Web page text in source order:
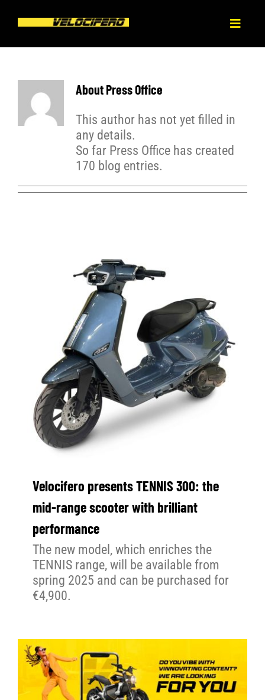
Toggle
PRODUCT
CONTACT
WORK WITH US
PRESS AREA
AboutPress Office
This author has not yet filled in
any details.
So far Press Office has created
170 blog entries.
Velocifero presents TENNIS 300: the
mid-range scooter with brilliant
performance
The new model, which enriches the
TENNIS range, will be available from
spring 2025 and can be purchased for
€4,900.